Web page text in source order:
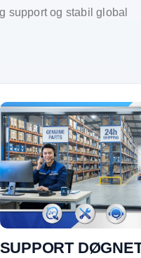
support og stabil global
SUPPORT